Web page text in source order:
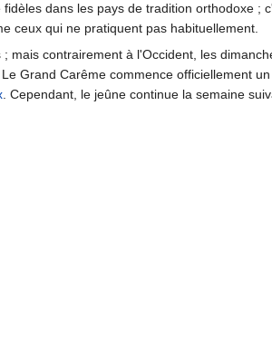
dans les pays de tradition orthodoxe ;
ceux qui ne pratiquent pas habituellement.
contrairement à l'Occident, les
Grand Carême commence officiellement
. Cependant, le jeûne continue la semaine